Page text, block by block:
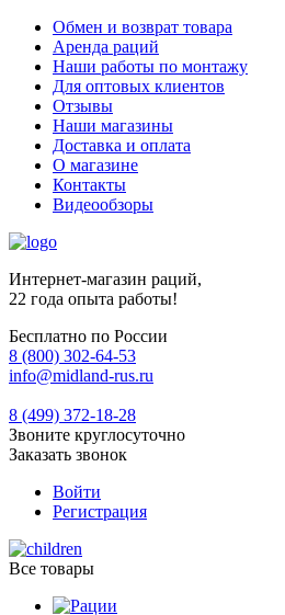
Обмен и возврат товара
Аренда раций
Наши работы по монтажу
Для оптовых клиентов
Отзывы
Наши магазины
Доставка и оплата
О магазине
Контакты
Видеообзоры
Интернет-магазин раций,
22 года опыта работы!
Бесплатно по России
8 (800) 302-64-53
info@midland-rus.ru
8 (499) 372-18-28
Звоните круглосуточно
Заказать звонок
Войти
Регистрация
Все товары